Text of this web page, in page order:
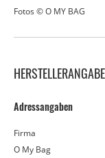
Fotos © O MY BAG
Adressangaben
Firma
O My Bag